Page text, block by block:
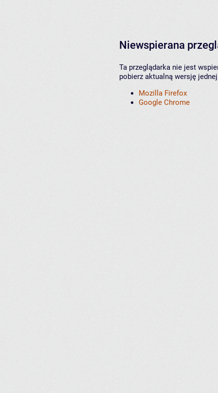
Niewspierana
Ta przeglądarka nie jest
pobierz aktualną wersję
Mozilla Firefox
Google Chrome